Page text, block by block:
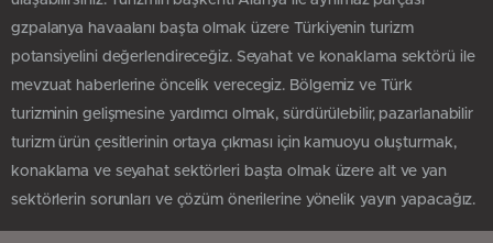
gzpalanya havaalanı başta olmak üzere Türkiyenin turizm
potansiyelini değerlendireceğiz. Seyahat ve konaklama sektörü ile
mevzuat haberlerine öncelik verecegiz. Bölgemiz ve Türk
turizminin gelişmesine yardımcı olmak, sürdürülebilir, pazarlanabilir
turizm ürün çesitlerinin ortaya çıkması için kamuoyu oluşturmak,
konaklama ve seyahat sektörleri başta olmak üzere alt ve yan
sektörlerin sorunları ve çözüm önerilerine yönelik yayın yapacağız.